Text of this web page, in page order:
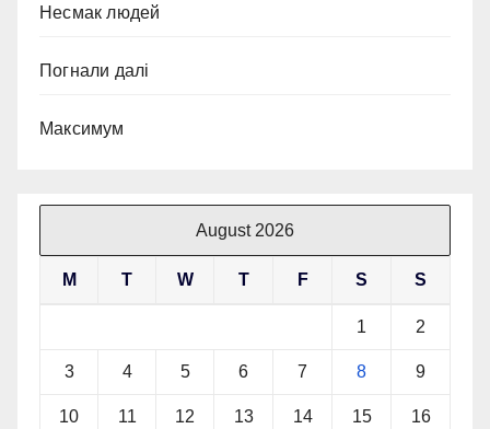
Несмак людей
Погнали далі
Максимум
August 2026
M T W T F S S
1 2
3 4 5 6 7 8 9
10 11 12 13 14 15 16